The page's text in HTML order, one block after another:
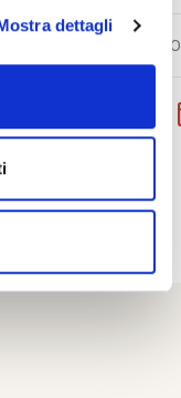
dettagli
SAB